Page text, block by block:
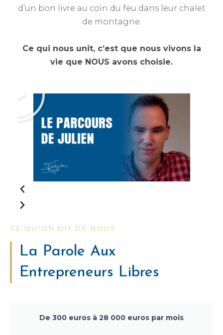
d’un bon livre au coin du feu dans leur chalet
de montagne.
Ce qui nous unit, c’est que nous vivons la
vie que NOUS avons choisie.
CE QU'ON DIT DE NOUS
La Parole Aux
Entrepreneurs Libres
De 300 euros à 28 000 euros par mois